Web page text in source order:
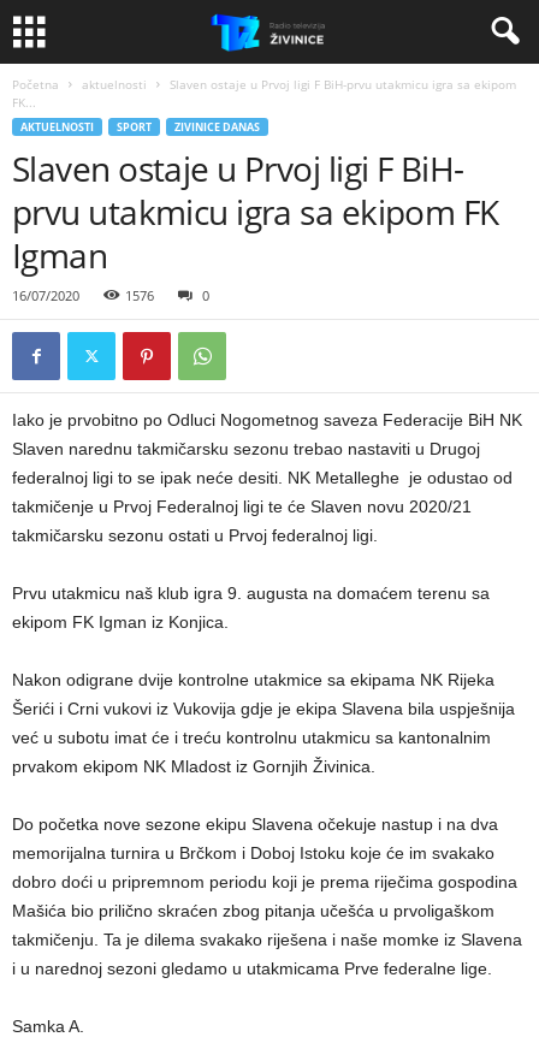
Početna aktuelnosti
Slaven ostaje u Prvoj ligi F BiH-prvu utakmicu igra sa ekipom
FK...
AKTUELNOSTI SPORT ZIVINICE DANAS
Slaven ostaje u Prvoj ligi F BiH-
prvu utakmicu igra sa ekipom FK
Igman
16/07/2020 1576 0
Iako je prvobitno po Odluci Nogometnog saveza Federacije BiH NK
Slaven narednu takmičarsku sezonu trebao nastaviti u Drugoj
federalnoj ligi to se ipak neće desiti. NK Metalleghe je odustao od
takmičenje u Prvoj Federalnoj ligi te će Slaven novu 2020/21
takmičarsku sezonu ostati u Prvoj federalnoj ligi.
Prvu utakmicu naš klub igra 9. augusta na domaćem terenu sa
ekipom FK Igman iz Konjica.
Nakon odigrane dvije kontrolne utakmice sa ekipama NK Rijeka
Šerići i Crni vukovi iz Vukovija gdje je ekipa Slavena bila uspješnija
već u subotu imat će i treću kontrolnu utakmicu sa kantonalnim
prvakom ekipom NK Mladost iz Gornjih Živinica.
Do početka nove sezone ekipu Slavena očekuje nastup i na dva
memorijalna turnira u Brčkom i Doboj Istoku koje će im svakako
dobro doći u pripremnom periodu koji je prema riječima gospodina
Mašića bio prilično skraćen zbog pitanja učešća u prvoligaškom
takmičenju. Ta je dilema svakako riješena i naše momke iz Slavena
i u narednoj sezoni gledamo u utakmicama Prve federalne lige.
Samka A.